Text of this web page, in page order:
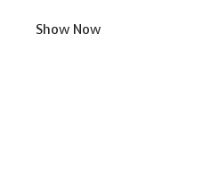
Show Now